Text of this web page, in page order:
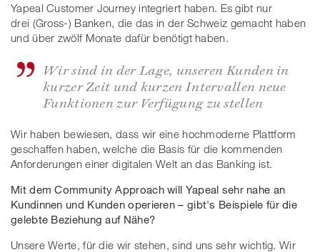
Yapeal Customer Journey integriert haben. Es gibt nur
drei (Gross-) Banken, die das in der Schweiz gemacht haben
und über zwölf Monate dafür benötigt haben.
Wir sind in der Lage, unseren Kunden in
kurzer Zeit und kurzen Intervallen neue
Funktionen zur Verfügung zu stellen
Wir haben bewiesen, dass wir eine hochmoderne Plattform
geschaffen haben, welche die Basis für die kommenden
Anforderungen einer digitalen Welt an das Banking ist.
Mit dem Community Approach will Yapeal sehr nahe an
Kundinnen und Kunden operieren – gibt's Beispiele für die
gelebte Beziehung auf Nähe?
Unsere Werte, für die wir stehen, sind uns sehr wichtig. Wir